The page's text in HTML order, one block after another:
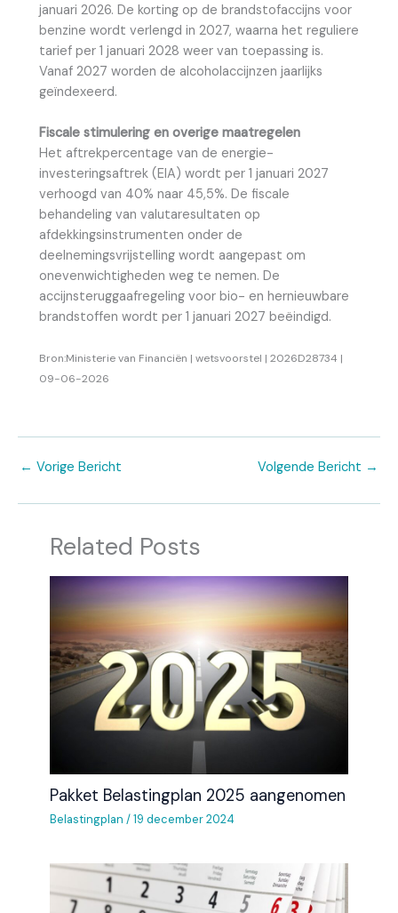
januari 2026. De korting op de brandstofaccijns voor
benzine wordt verlengd in 2027, waarna het reguliere
tarief per 1 januari 2028 weer van toepassing is.
Vanaf 2027 worden de alcoholaccijnzen jaarlijks
geïndexeerd.
Fiscale stimulering en overige maatregelen
Het aftrekpercentage van de energie-
investeringsaftrek (EIA) wordt per 1 januari 2027
verhoogd van 40% naar 45,5%. De fiscale
behandeling van valutaresultaten op
afdekkingsinstrumenten onder de
deelnemingsvrijstelling wordt aangepast om
onevenwichtigheden weg te nemen. De
accijnsteruggaafregeling voor bio- en hernieuwbare
brandstoffen wordt per 1 januari 2027 beëindigd.
Bron:Ministerie van Financiën | wetsvoorstel | 2026D28734 |
09-06-2026
← Vorige Bericht Volgende Bericht →
Related Posts
Pakket Belastingplan 2025 aangenomen
Belastingplan /19 december 2024